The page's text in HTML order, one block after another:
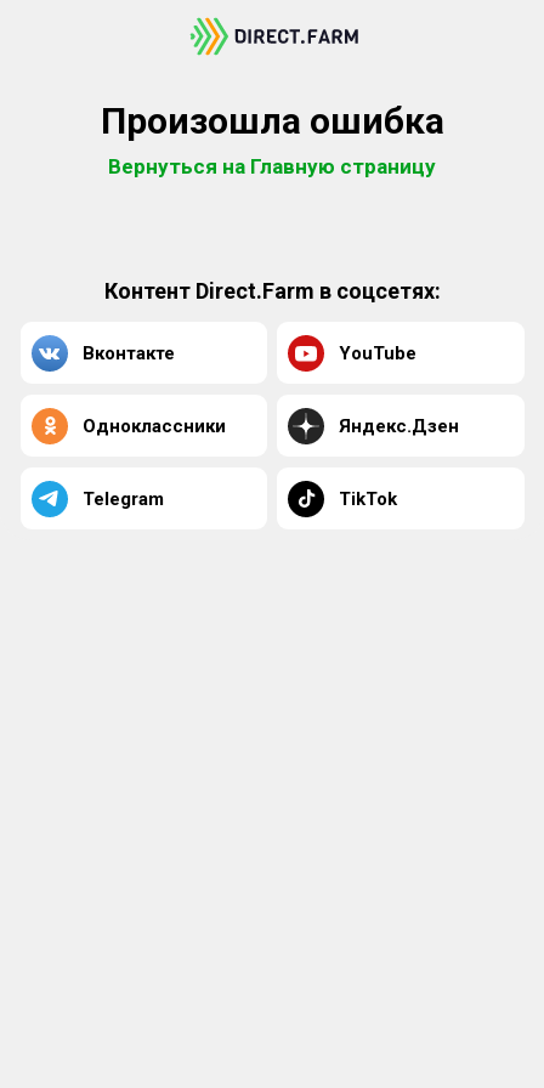
Произошла ошибка
Вернуться на Главную страницу
Контент Direct.Farm в соцсетях:
Вконтакте YouTube
Одноклассники Яндекс.Дзен
Telegram TikTok